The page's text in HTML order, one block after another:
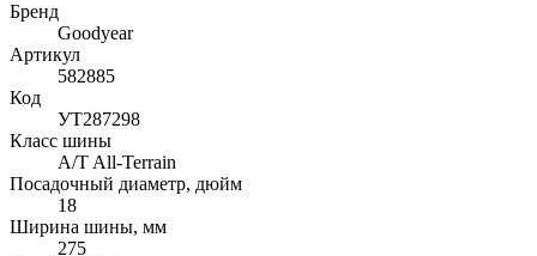
Бренд
Goodyear
Артикул
582885
Код
УТ287298
Класс шины
A/T All-Terrain
Посадочный диаметр, дюйм
18
Ширина шины, мм
275